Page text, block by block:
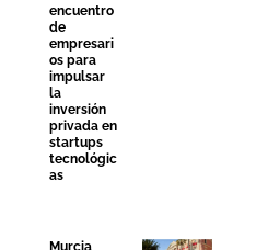
encuentro
de
empresari
os para
impulsar
la
inversión
privada en
startups
tecnológic
as
Murcia